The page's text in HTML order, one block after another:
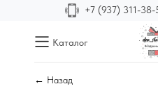
+7 (937) 311-38-
Каталог
← Назад